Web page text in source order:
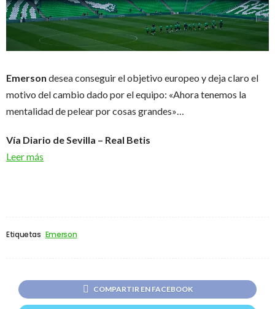
Emerson desea conseguir el objetivo europeo y deja claro el
motivo del cambio dado por el equipo: «Ahora tenemos la
mentalidad de pelear por cosas grandes»…
Vía Diario de Sevilla – Real Betis
Leer más
Etiquetas Emerson
COMPARTIR EN FACEBOOK